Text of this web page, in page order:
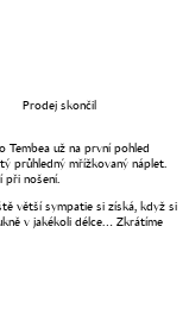
Prodej skončil
už na první pohled
průhledný mřížkovaný náplet.
při nošení.
větší sympatie si získá, když si
v jakékoli délce… Zkrátíme